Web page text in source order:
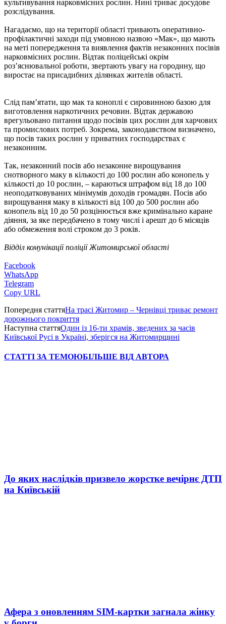
культивування нарковмісних рослин. Нині триває досудове
розслідування.
Нагадаємо, що на території області тривають оперативно-
профілактичні заходи під умовною назвою «Мак», що мають
на меті попередження та виявлення фактів незаконних посівів
нарковмісних рослин. Відтак поліцейські окрім
роз’яснювальної роботи, звертають увагу на городину, що
виростає на присадибних ділянках жителів області.
Слід пам’ятати, що мак та коноплі є сировинною базою для
виготовлення наркотичних речовин. Відтак державою
врегульовано питання щодо посівів цих рослин для харчових
та промислових потреб. Зокрема, законодавством визначено,
що посів таких рослин у приватних господарствах є
незаконним.
Так, незаконний посів або незаконне вирощування
снотворного маку в кількості до 100 рослин або конопель у
кількості до 10 рослин, – караються штрафом від 18 до 100
неоподатковуваних мінімумів доходів громадян. Посів або
вирощування маку в кількості від 100 до 500 рослин або
конопель від 10 до 50 розцінюється вже кримінально каране
діяння, за яке передбачено в тому числі і арешт до 6 місяців
або обмеження волі строком до 3 років.
Відділ комунікації поліції Житомирської області
Facebook
WhatsApp
Telegram
Copy URL
Попередня статтяНа трасі Житомир – Чернівці триває ремонт
дорожнього покриття
Наступна статтяОдин із 16-ти храмів, зведених за часів
Київської Русі в Україні, зберігся на Житомирщині
СТАТТІ ЗА ТЕМОЮБІЛЬШЕ ВІД АВТОРА
До яких наслідків призвело жорстке вечірнє ДТП
на Київській
Афера з оновленням SIM-картки загнала жінку